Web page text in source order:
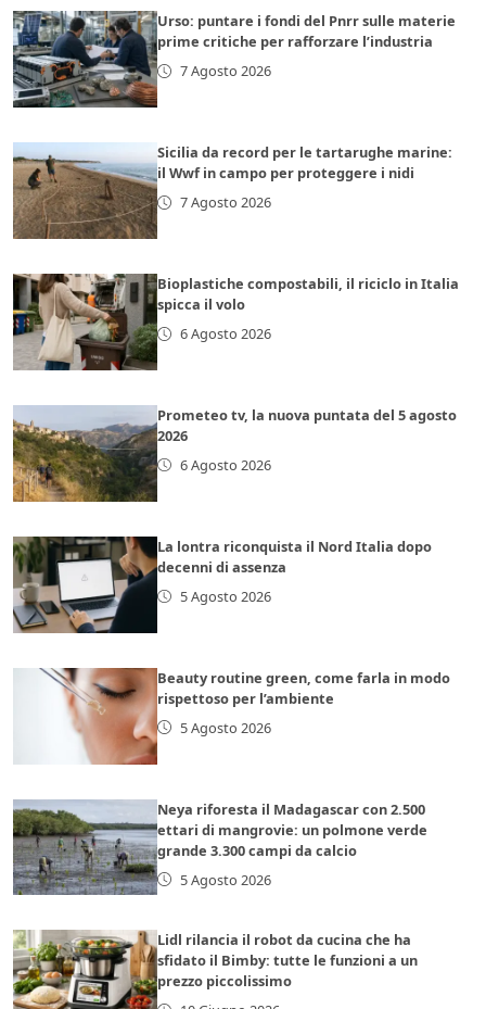
Urso: puntare i fondi del Pnrr sulle materie
prime critiche per rafforzare l’industria
7 Agosto 2026
Sicilia da record per le tartarughe marine:
il Wwf in campo per proteggere i nidi
7 Agosto 2026
Bioplastiche compostabili, il riciclo in Italia
spicca il volo
6 Agosto 2026
Prometeo tv, la nuova puntata del 5 agosto
2026
6 Agosto 2026
La lontra riconquista il Nord Italia dopo
decenni di assenza
5 Agosto 2026
Beauty routine green, come farla in modo
rispettoso per l’ambiente
5 Agosto 2026
Neya riforesta il Madagascar con 2.500
ettari di mangrovie: un polmone verde
grande 3.300 campi da calcio
5 Agosto 2026
Lidl rilancia il robot da cucina che ha
sfidato il Bimby: tutte le funzioni a un
prezzo piccolissimo